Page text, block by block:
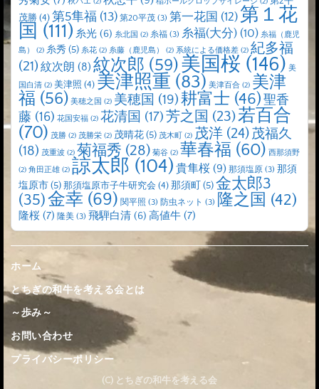
茂勝 (4) 第5隼福 (13) 第20平茂 (3) 第一花国 (12) 第１花
国 (111) 糸光 (6) 糸北国 (2) 糸福 (3) 糸福(大分) (10) 糸福（鹿児
島）
(2) 糸秀 (5) 糸花 (2) 糸藤（鹿児島） (2) 系統による価格差 (2) 紀多福
(21) 紋次朗 (8) 紋次郎 (59)美国桜 (146) 美
国白清 (2) 美津照 (4) 美津照重 (83) 美津百合 (2) 美津
福 (56) 美穂之国 (2) 美穂国 (19)耕富士 (46)聖香
藤 (16) 花国安福 (2) 花清国 (17)芳之国 (23)若百合
(70) 茂勝 (2) 茂勝栄 (2) 茂晴花(5) 茂木町 (2) 茂洋 (24)茂福久
(18) 茂重波 (2) 菊福秀 (28) 菊谷 (2) 華春福 (60) 西那須野
(2) 角田正雄 (2) 諒太郎 (104) 貴隼桜 (9) 那須塩原 (3) 那須
塩原市(5) 那須塩原市子牛研究会 (4) 那須町 (5)金太郎3
(35)金幸 (69) 関平照 (3) 防虫ネット (3) 隆之国 (42)
隆桜 (7) 隆美 (3) 飛騨白清 (6) 高値牛 (7)
ホーム
とちぎの和牛を考える会とは
～歩み～
お問い合わせ
プライバシーポリシー
(C) とちぎの和牛を考える会